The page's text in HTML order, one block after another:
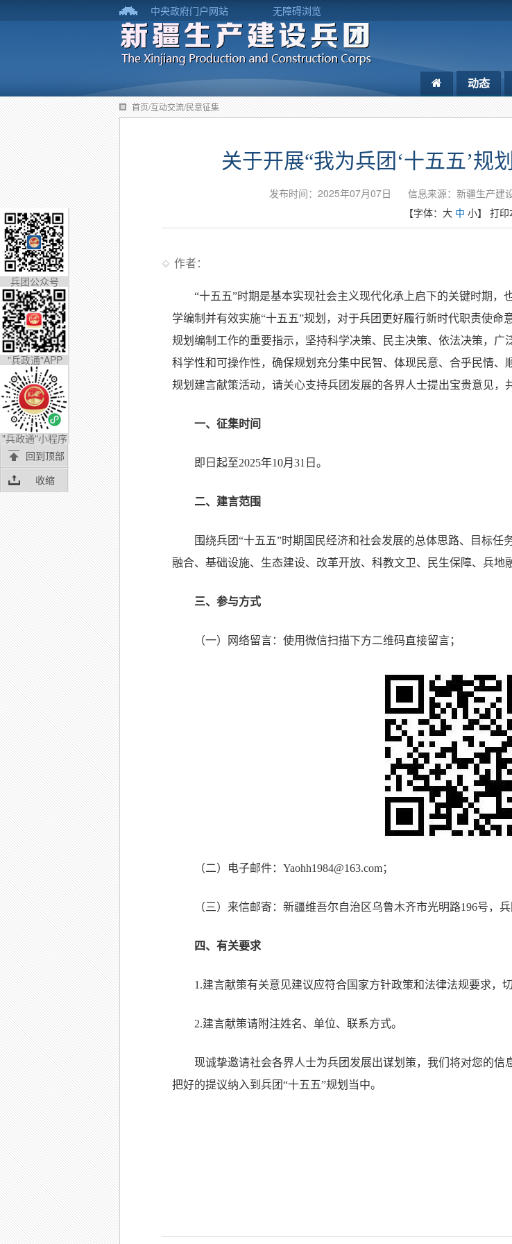
中央政府门户网站 无障碍浏览
动态
首页/互动交流/民意征集
关于开展“我为兵团‘十五五’规
发布时间：2025年07月07日 信息来源：新疆生产建
【字体： 大 中 小】 打印
作者：
“十五五”时期是基本实现社会主义现代化承上启下的关键时期
学编制并有效实施“十五五”规划，对于兵团更好履行新时代职责使命
规划编制工作的重要指示，坚持科学决策、民主决策、依法决策，广
科学性和可操作性，确保规划充分集中民智、体现民意、合乎民情、
规划建言献策活动，请关心支持兵团发展的各界人士提出宝贵意见，
一、征集时间
即日起至2025年10月31日。
二、建言范围
围绕兵团“十五五”时期国民经济和社会发展的总体思路、目标
融合、基础设施、生态建设、改革开放、科教文卫、民生保障、兵地
三、参与方式
（一）网络留言：使用微信扫描下方二维码直接留言；
（二）电子邮件：Yaohh1984@163.com；
（三）来信邮寄：新疆维吾尔自治区乌鲁木齐市光明路196号，
四、有关要求
1.建言献策有关意见建议应符合国家方针政策和法律法规要求，
2.建言献策请附注姓名、单位、联系方式。
现诚挚邀请社会各界人士为兵团发展出谋划策，我们将对您的信
把好的提议纳入到兵团“十五五”规划当中。
兵团公众号
"兵政通"APP
"兵政通"小程序
回到顶部
收缩